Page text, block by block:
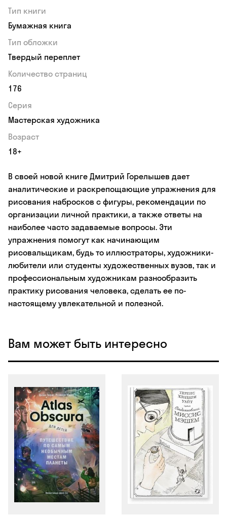
Тип книги
Бумажная книга
Тип обложки
Твердый переплет
Количество страниц
176
Серия
Мастерская художника
Возраст
18+
В своей новой книге Дмитрий Горелышев дает
аналитические и раскрепощающие упражнения для
рисования набросков с фигуры, рекомендации по
организации личной практики, а также ответы на
наиболее часто задаваемые вопросы. Эти
упражнения помогут как начинающим
рисовальщикам, будь то иллюстраторы, художники-
любители или студенты художественных вузов, так и
профессиональным художникам разнообразить
практику рисования человека, сделать ее по-
настоящему увлекательной и полезной.
Вам может быть интересно